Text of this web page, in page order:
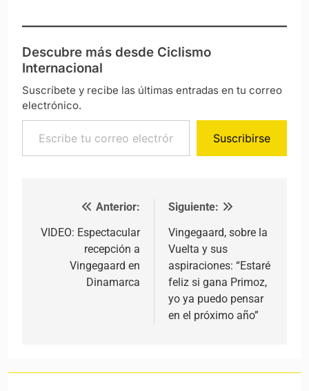
Descubre más desde Ciclismo
Internacional
Suscríbete y recibe las últimas entradas en tu correo
electrónico.
Escribe tu correo electrónico…
Suscribirse
Navegación de entradas
Anterior:
VIDEO: Espectacular
recepción a
Vingegaard en
Dinamarca
Siguiente:
Vingegaard, sobre la
Vuelta y sus
aspiraciones: “Estaré
feliz si gana Primoz,
yo ya puedo pensar
en el próximo año”